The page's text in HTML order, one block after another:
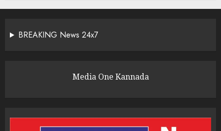
BREAKING News 24x7
Media One Kannada